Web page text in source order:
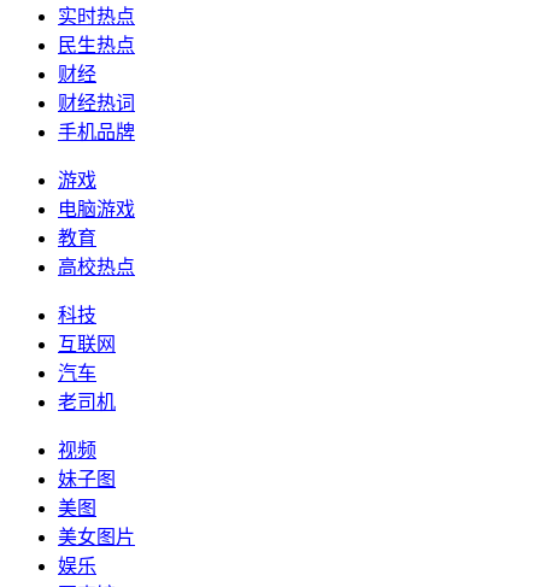
实时热点
民生热点
财经
财经热词
手机品牌
游戏
电脑游戏
教育
高校热点
科技
互联网
汽车
老司机
视频
妹子图
美图
美女图片
娱乐